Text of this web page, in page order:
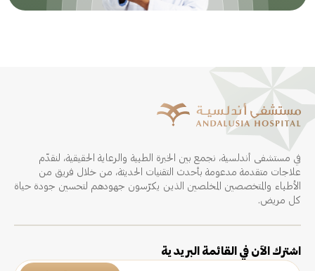
في مستشفى أندلسية، نجمع بين الخبرة الطبية والرعاية الحقيقية، لنقدّم
علاجات متقدمة مدعومة بأحدث التقنيات الحديثة، من خلال فريق من
الأطباء والمتخصصين المخلصين الذين يكرّسون جهودهم لتحسين جودة حياة
كل مريض.
اشترك الآن في القائمة البريدية